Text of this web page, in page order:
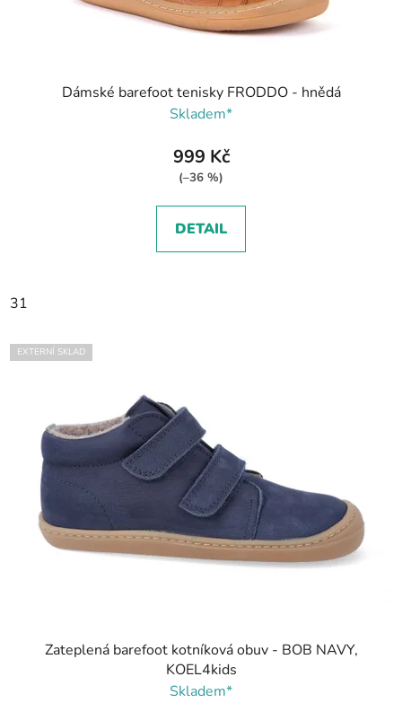
Dámské barefoot tenisky FRODDO - hnědá
Skladem*
999 Kč
(–36 %)
DETAIL
31
EXTERNÍ SKLAD
Zateplená barefoot kotníková obuv - BOB NAVY,
KOEL4kids
Skladem*